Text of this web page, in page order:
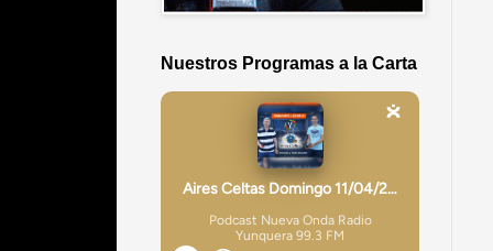
Nuestros Programas a la Carta